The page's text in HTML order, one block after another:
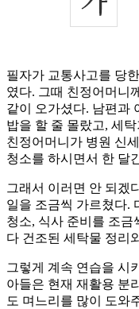
필자가 교통사고를 당
였다. 그때 친정어머니
같이 오가셨다. 남편과
밥을 할 줄 몰랐고, 세
친정어머니가 병원 신
청소를 하시면서 한 달
그래서 이러면 안 되겠
일을 조금씩 가르쳤다.
청소, 식사 준비를 조금
다 건조된 세탁물 정리
그렇게 계속 연습을 시
아들은 현재 재활용 분
도 며느리를 많이 도와